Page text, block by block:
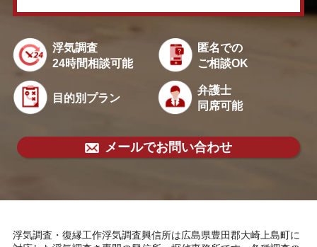
浮気調査
24時間相談可能
匿名での
ご相談OK
目的別プラン
弁護士
同席可能
メールでお問い合わせ
浮気調査・復縁工作浮気調査興信所は広島県豊田郡大崎上島町に